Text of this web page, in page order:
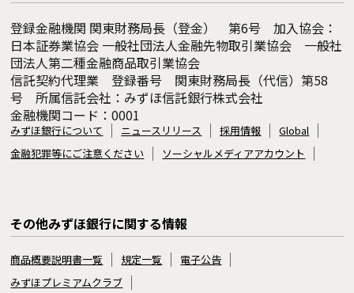
登録金融機関 関東財務局長（登金） 第6号 加入協会：
日本証券業協会 一般社団法人金融先物取引業協会 一般社
団法人第二種金融商品取引業協会
信託契約代理業 登録番号 関東財務局長（代信）第58
号 所属信託会社：みずほ信託銀行株式会社
金融機関コード：0001
みずほ銀行について ニュースリリース 採用情報
Global
金融犯罪等にご注意ください
ソーシャルメディアアカウント
その他みずほ銀行に関する情報
商品概要説明書一覧 規定一覧
電子公告
みずほプレミアムクラブ